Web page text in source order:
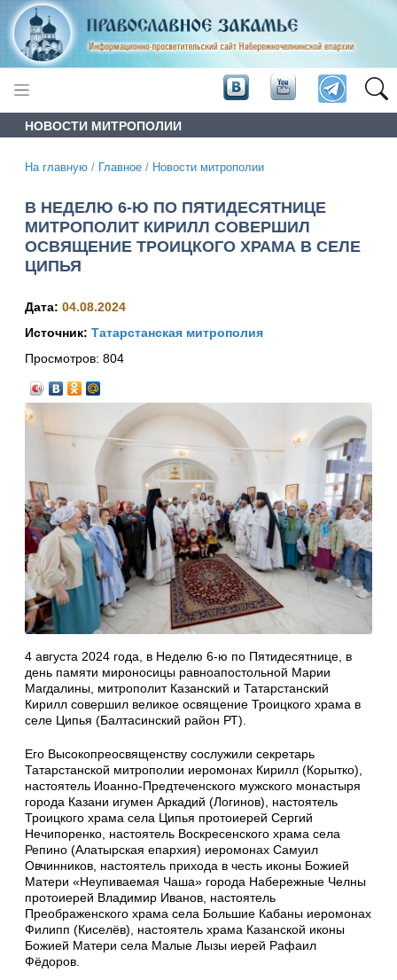
НОВОСТИ МИТРОПОЛИИ
На главную / Главное / Новости митрополии
В НЕДЕЛЮ 6-Ю ПО ПЯТИДЕСЯТНИЦЕ
МИТРОПОЛИТ КИРИЛЛ СОВЕРШИЛ
ОСВЯЩЕНИЕ ТРОИЦКОГО ХРАМА В СЕЛЕ
ЦИПЬЯ
Дата: 04.08.2024
Источник: Татарстанская митрополия
Просмотров: 804
4 августа 2024 года, в Неделю 6-ю по Пятидесятнице, в
день памяти мироносицы равноапостольной Марии
Магдалины, митрополит Казанский и Татарстанский
Кирилл совершил великое освящение Троицкого храма в
селе Ципья (Балтасинский район РТ).
Его Высокопреосвященству сослужили секретарь
Татарстанской митрополии иеромонах Кирилл (Корытко),
настоятель Иоанно-Предтеченского мужского монастыря
города Казани игумен Аркадий (Логинов), настоятель
Троицкого храма села Ципья протоиерей Сергий
Нечипоренко, настоятель Воскресенского храма села
Репино (Алатырская епархия) иеромонах Самуил
Овчинников, настоятель прихода в честь иконы Божией
Матери «Неупиваемая Чаша» города Набережные Челны
протоиерей Владимир Иванов, настоятель
Преображенского храма села Большие Кабаны иеромонах
Филипп (Киселёв), настоятель храма Казанской иконы
Божией Матери села Малые Лызы иерей Рафаил
Фёдоров.